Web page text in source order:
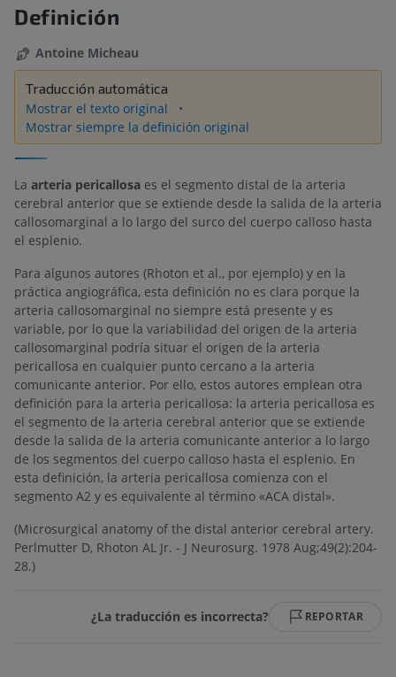
Definición
Antoine Micheau
Traducción automática
Mostrar el texto original
Mostrar siempre la definición original
La arteria pericallosa es el segmento distal de la arteria
cerebral anterior que se extiende desde la salida de la arteria
callosomarginal a lo largo del surco del cuerpo calloso hasta
el esplenio.
Para algunos autores (Rhoton et al., por ejemplo) y en la
práctica angiográfica, esta definición no es clara porque la
arteria callosomarginal no siempre está presente y es
variable, por lo que la variabilidad del origen de la arteria
callosomarginal podría situar el origen de la arteria
pericallosa en cualquier punto cercano a la arteria
comunicante anterior. Por ello, estos autores emplean otra
definición para la arteria pericallosa: la arteria pericallosa es
el segmento de la arteria cerebral anterior que se extiende
desde la salida de la arteria comunicante anterior a lo largo
de los segmentos del cuerpo calloso hasta el esplenio. En
esta definición, la arteria pericallosa comienza con el
segmento A2 y es equivalente al término «ACA distal».
(Microsurgical anatomy of the distal anterior cerebral artery.
Perlmutter D, Rhoton AL Jr. - J Neurosurg. 1978 Aug;49(2):204-
28.)
¿La traducción es incorrecta? REPORTAR